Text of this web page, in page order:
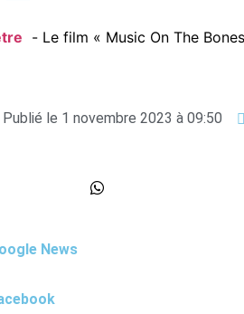
Le film « Music On The
Publié le 1 novembre 2023 à 09:50
News